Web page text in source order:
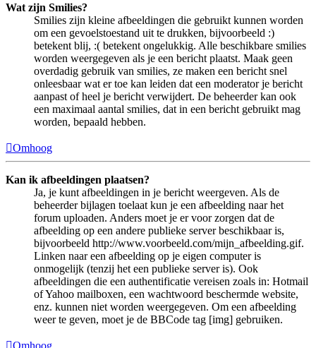
Wat zijn Smilies?
Smilies zijn kleine afbeeldingen die gebruikt kunnen worden
om een gevoelstoestand uit te drukken, bijvoorbeeld :)
betekent blij, :( betekent ongelukkig. Alle beschikbare smilies
worden weergegeven als je een bericht plaatst. Maak geen
overdadig gebruik van smilies, ze maken een bericht snel
onleesbaar wat er toe kan leiden dat een moderator je bericht
aanpast of heel je bericht verwijdert. De beheerder kan ook
een maximaal aantal smilies, dat in een bericht gebruikt mag
worden, bepaald hebben.
Omhoog
Kan ik afbeeldingen plaatsen?
Ja, je kunt afbeeldingen in je bericht weergeven. Als de
beheerder bijlagen toelaat kun je een afbeelding naar het
forum uploaden. Anders moet je er voor zorgen dat de
afbeelding op een andere publieke server beschikbaar is,
bijvoorbeeld http://www.voorbeeld.com/mijn_afbeelding.gif.
Linken naar een afbeelding op je eigen computer is
onmogelijk (tenzij het een publieke server is). Ook
afbeeldingen die een authentificatie vereisen zoals in: Hotmail
of Yahoo mailboxen, een wachtwoord beschermde website,
enz. kunnen niet worden weergegeven. Om een afbeelding
weer te geven, moet je de BBCode tag [img] gebruiken.
Omhoog